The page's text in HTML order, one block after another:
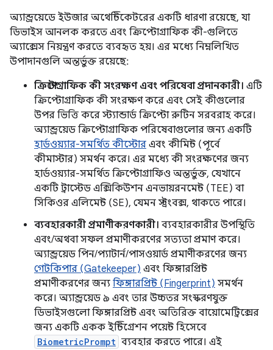
অ্যান্ড্রয়েডে ইউজার অথেন্টিকেটরের একটি ধারণা রয়েছে, যা
ডিভাইস আনলক করতে এবং ক্রিপ্টোগ্রাফিক কী-গুলিতে
অ্যাক্সেস নিয়ন্ত্রণ করতে ব্যবহৃত হয়। এর মধ্যে নিম্নলিখিত
উপাদানগুলি অন্তর্ভুক্ত রয়েছে:
ক্রিপ্টোগ্রাফিক কী সংরক্ষণ এবং পরিষেবা প্রদানকারী। এটি
ক্রিপ্টোগ্রাফিক কী সংরক্ষণ করে এবং সেই কীগুলোর
উপর ভিত্তি করে স্ট্যান্ডার্ড ক্রিপ্টো রুটিন সরবরাহ করে।
অ্যান্ড্রয়েড ক্রিপ্টোগ্রাফিক পরিষেবাগুলোর জন্য একটি
হার্ডওয়্যার-সমর্থিত কীস্টোর এবং কীমিন্ট (পূর্বে
কীমাস্টার) সমর্থন করে। এর মধ্যে কী সংরক্ষণের জন্য
হার্ডওয়্যার-সমর্থিত ক্রিপ্টোগ্রাফিও অন্তর্ভুক্ত, যেখানে
একটি ট্রাস্টেড এক্সিকিউশন এনভায়রনমেন্ট (TEE) বা
সিকিওর এলিমেন্ট (SE), যেমন স্ট্রংবক্স, থাকতে পারে।
ব্যবহারকারী প্রমাণীকরণকারী। ব্যবহারকারীর উপস্থিতি
এবং/অথবা সফল প্রমাণীকরণের সত্যতা প্রমাণ করে।
অ্যান্ড্রয়েড পিন/প্যাটার্ন/পাসওয়ার্ড প্রমাণীকরণের জন্য
গেটকিপার (Gatekeeper) এবং ফিঙ্গারপ্রিন্ট
প্রমাণীকরণের জন্য ফিঙ্গারপ্রিন্ট (Fingerprint) সমর্থন
করে। অ্যান্ড্রয়েড ৯ এবং তার উচ্চতর সংস্করণযুক্ত
ডিভাইসগুলো ফিঙ্গারপ্রিন্ট এবং অতিরিক্ত বায়োমেট্রিক্সের
জন্য একটি একক ইন্টিগ্রেশন পয়েন্ট হিসেবে
BiometricPrompt ব্যবহার করতে পারে। এই